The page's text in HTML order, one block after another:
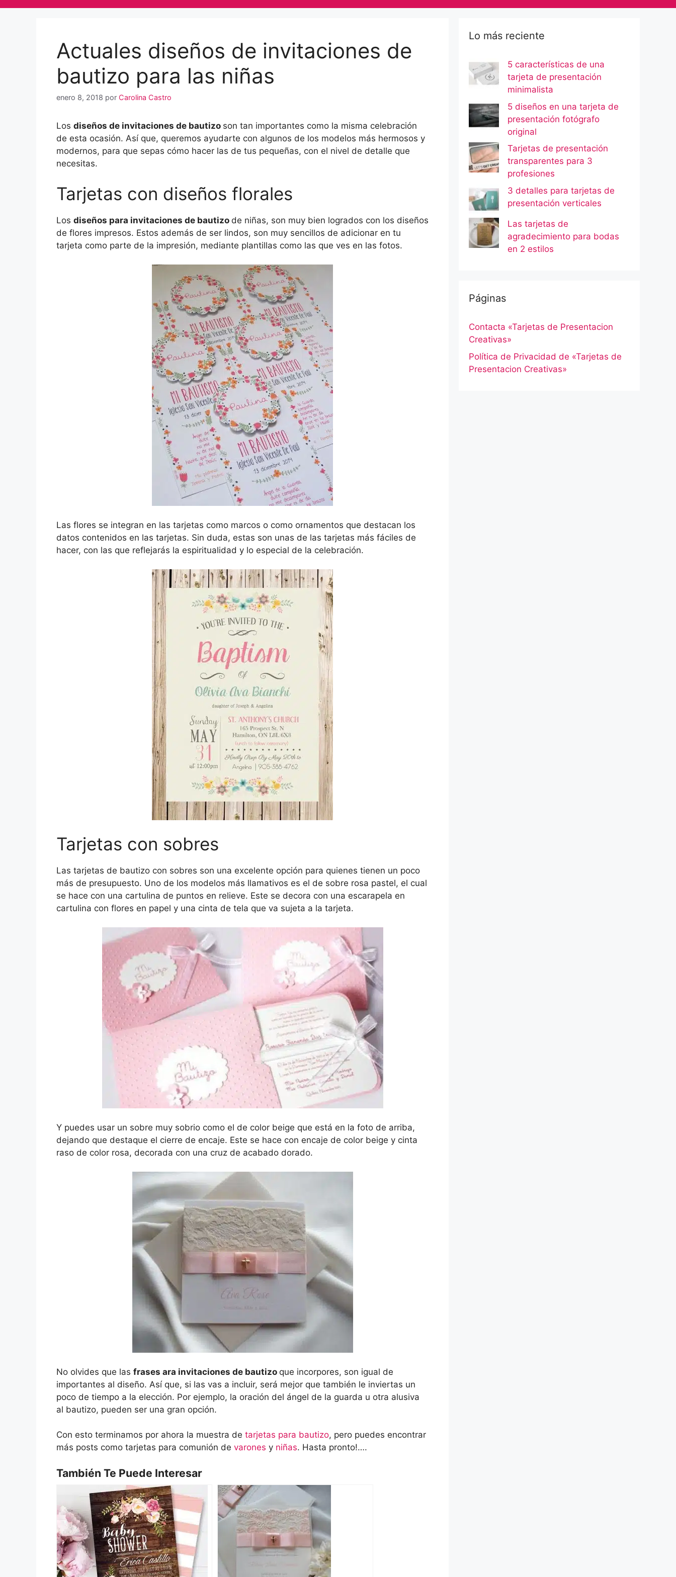
Actuales diseños de invitaciones de
bautizo para las niñas
enero 8, 2018 por Carolina Castro
Los diseños de invitaciones de bautizo son tan importantes como la misma celebración
de esta ocasión. Así que, queremos ayudarte con algunos de los modelos más hermosos y
modernos, para que sepas cómo hacer las de tus pequeñas, con el nivel de detalle que
necesitas.
Tarjetas con diseños florales
Los diseños para invitaciones de bautizo de niñas, son muy bien logrados con los diseños
de flores impresos. Estos además de ser lindos, son muy sencillos de adicionar en tu
tarjeta como parte de la impresión, mediante plantillas como las que ves en las fotos.
Las flores se integran en las tarjetas como marcos o como ornamentos que destacan los
datos contenidos en las tarjetas. Sin duda, estas son unas de las tarjetas más fáciles de
hacer, con las que reflejarás la espiritualidad y lo especial de la celebración.
Tarjetas con sobres
Las tarjetas de bautizo con sobres son una excelente opción para quienes tienen un poco
más de presupuesto. Uno de los modelos más llamativos es el de sobre rosa pastel, el cual
se hace con una cartulina de puntos en relieve. Este se decora con una escarapela en
cartulina con flores en papel y una cinta de tela que va sujeta a la tarjeta.
Y puedes usar un sobre muy sobrio como el de color beige que está en la foto de arriba,
dejando que destaque el cierre de encaje. Este se hace con encaje de color beige y cinta
raso de color rosa, decorada con una cruz de acabado dorado.
No olvides que las frases ara invitaciones de bautizo que incorpores, son igual de
importantes al diseño. Así que, si las vas a incluir, será mejor que también le inviertas un
poco de tiempo a la elección. Por ejemplo, la oración del ángel de la guarda u otra alusiva
al bautizo, pueden ser una gran opción.
Con esto terminamos por ahora la muestra de tarjetas para bautizo, pero puedes encontrar
más posts como tarjetas para comunión de varones y niñas. Hasta pronto!….
También Te Puede Interesar
Lo más reciente
5 características de una
tarjeta de presentación
minimalista
5 diseños en una tarjeta de
presentación fotógrafo
original
Tarjetas de presentación
transparentes para 3
profesiones
3 detalles para tarjetas de
presentación verticales
Las tarjetas de
agradecimiento para bodas
en 2 estilos
Páginas
Contacta «Tarjetas de Presentacion
Creativas»
Política de Privacidad de «Tarjetas de
Presentacion Creativas»